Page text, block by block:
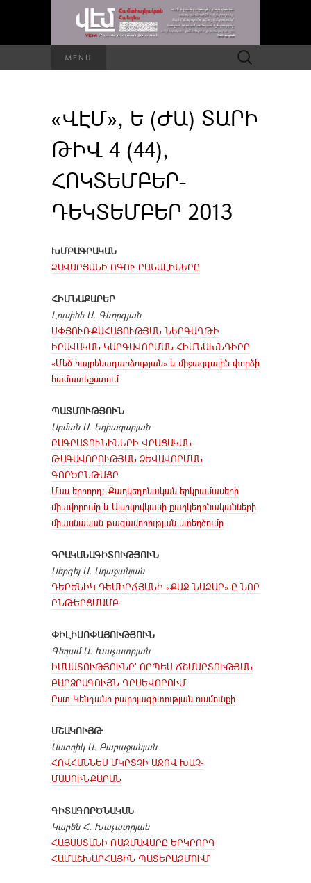
MENU Որոնել՝
«ՎԷՄ», Ե (ԺԱ) ՏԱՐԻ
ԹԻՎ 4 (44),
ՀՈԿՏԵՄԲԵՐ-
ԴԵԿՏԵՄԲԵՐ 2013
ԽՄԲԱԳՐԱԿԱՆ
ԶԱՎԱՐՅԱՆԻ ՈԳՈՒ ԲԱՆԱԼԻՆԵՐԸ
ՀԻՄՆԱՔԱՐԵՐ
Լուսինե Ա. Գևորգյան
ՍՓՅՈՒՌՔԱՀԱՅՈՒԹՅԱՆ ՆԵՐԳԱՂԹԻ
ԻՐԱՎԱԿԱՆ ԿԱՐԳԱՎՈՐՄԱՆ ՀԻՄՆԱԽՆԴԻՐԸ
«Մեծ հայրենադարձության» և միջազգային փորձի
համատեքստում
ՊԱՏՄՈՒԹՅՈՒՆ
Արման Ս. Եղիազարյան
ԲԱԳՐԱՏՈՒՆԻՆԵՐԻ ՎՐԱՑԱԿԱՆ
ԹԱԳԱՎՈՐՈՒԹՅԱՆ ՁԵՎԱՎՈՐՄԱՆ
ԳՈՐԾԸՆԹԱՑԸ
Մաս երրորդ։ Քաղկեդոնական երկրամասերի
միավորումը և Այսրկովկասի քաղկեդոնականների
միասնական թագավորության ստեղծումը
ԳՐԱԿԱՆԱԳԻՏՈՒԹՅՈՒՆ
Սերգեյ Ա. Աղաջանյան
ԴԵՐԵՆԻԿ ԴԵՄԻՐՃՅԱՆԻ «ՔԱՋ ՆԱԶԱՐ»-Ը ՆՈՐ
ԸՆԹԵՐՑՄԱՄԲ
ՓԻԼԻՍՈՓԱՅՈՒԹՅՈՒՆ
Գեղամ Ա. Խաչատրյան
ԻՄԱՍՏՈՒԹՅՈՒՆԸ՝ ՈՐՊԵՍ ՃՇՄԱՐՏՈՒԹՅԱՆ
ԲԱՐՁՐԱԳՈՒՅՆ ԴՐՍԵՎՈՐՈՒՄ
Ըստ Կենդանի բարոյագիտության ուսմունքի
ՄՇԱԿՈՒՅԹ
Աստղիկ Ա. Բաբաջանյան
ՀՈՎՀԱՆՆԵՍ ՄԿՐՏՉԻ ԱՋՈՎ ԽԱՉ-
ՄԱՍՈՒՆՔԱՐԱՆ
ԳԻՏԱԳՈՐԾՆԱԿԱՆ
Կարեն Հ. Խաչատրյան
ՀԱՅԱՍՏԱՆԻ ՌԱԶՄԱՎԱՐԸ ԵՐԿՐՈՐԴ
ՀԱՄԱՇԽԱՐՀԱՅԻՆ ՊԱՏԵՐԱԶՄՈՒՄ